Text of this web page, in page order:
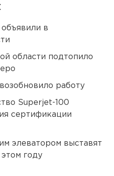
в
области подтопило
работу
Superjet-100
сертификации
элеватором выставят
году